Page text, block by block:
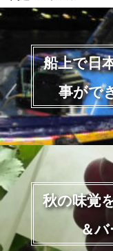
船上で日
事がで
秋の味覚
＆